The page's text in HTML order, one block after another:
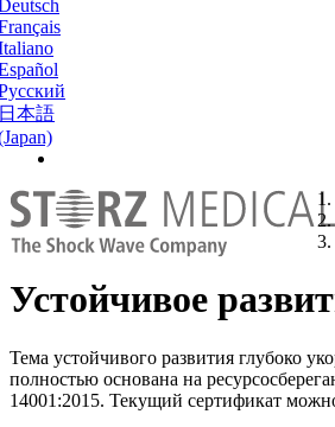
本語
Устойчивое
Тема устойчивого развития глубоко
полностью основана на
14001:2015. Текущий сертификат